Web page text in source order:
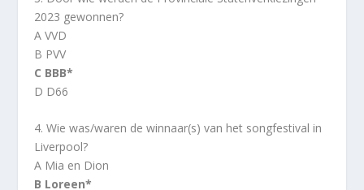
2023 gewonnen?
A VVD
B PVV
C BBB*
D D66
4. Wie was/waren de winnaar(s) van het songfestival in
Liverpool?
A Mia en Dion
B Loreen*